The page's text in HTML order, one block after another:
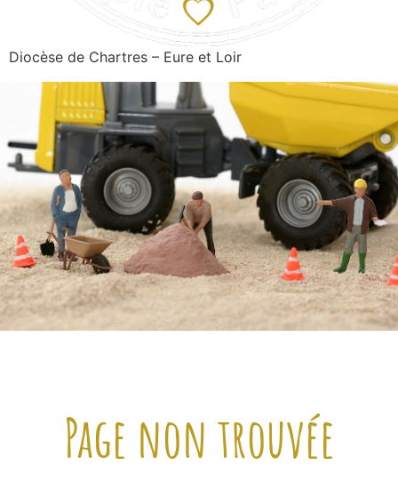
Diocèse de Chartres – Eure et Loir
Page non trouvée